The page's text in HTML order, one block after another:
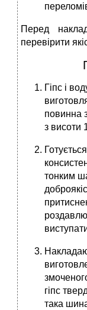
Перед
перевірити
Гіпс і
повинна
з висоти
тонким
гіпс
така